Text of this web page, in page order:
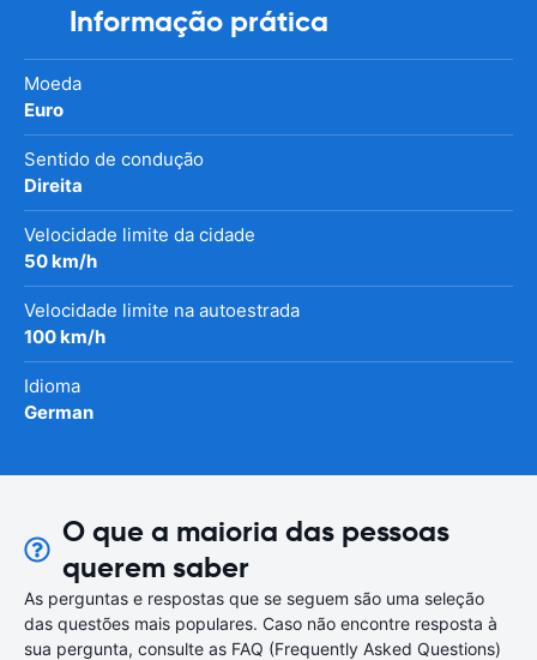
Informação prática
Moeda
Euro
Sentido de condução
Direita
Velocidade limite da cidade
50 km/h
Velocidade limite na autoestrada
100 km/h
Idioma
German
O que a maioria das pessoas
querem saber
As perguntas e respostas que se seguem são uma seleção
das questões mais populares. Caso não encontre resposta à
sua pergunta, consulte as FAQ (Frequently Asked Questions)